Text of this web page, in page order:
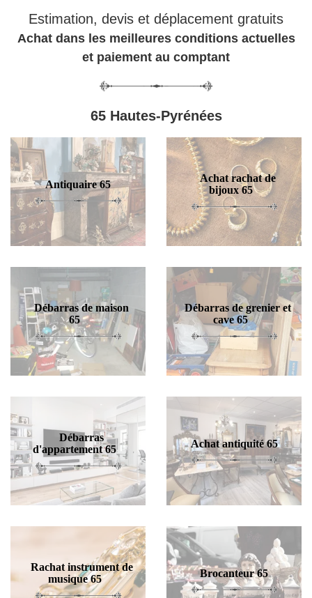
Estimation, devis et déplacement gratuits
Achat dans les meilleures conditions actuelles
et paiement au comptant
65 Hautes-Pyrénées
Antiquaire 65
Achat rachat de
bijoux 65
Débarras de maison
65
Débarras de grenier et
cave 65
Débarras
d'appartement 65
Achat antiquité 65
Rachat instrument de
musique 65
Brocanteur 65